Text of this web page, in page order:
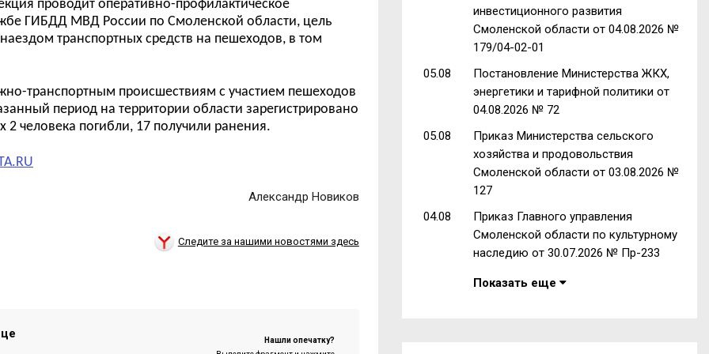
проводит оперативно-профилактическое
ГИБДД МВД России по Смоленской области, цель
транспортных средств на пешеходов, в том
транспортным происшествиям с участием пешеходов
период на территории области зарегистрировано
человека погибли, 17 получили ранения.
Александр Новиков
Следите за нашими новостями здесь
Нашли опечатку?
инвестиционного развития
Смоленской области от 04.08.2026 №
179/04-02-01
05.08
Постановление Министерства ЖКХ,
энергетики и тарифной политики от
04.08.2026 № 72
05.08
Приказ Министерства сельского
хозяйства и продовольствия
Смоленской области от 03.08.2026 №
127
04.08
Приказ Главного управления
Смоленской области по культурному
наследию от 30.07.2026 № Пр-233
Показать еще